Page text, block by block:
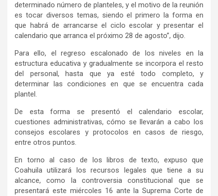
determinado número de planteles, y el motivo de la reunión
es tocar diversos temas, siendo el primero la forma en
que habrá de arrancarse el ciclo escolar y presentar el
calendario que arranca el próximo 28 de agosto”, dijo.
Para ello, el regreso escalonado de los niveles en la
estructura educativa y gradualmente se incorpora el resto
del personal, hasta que ya esté todo completo, y
determinar las condiciones en que se encuentra cada
plantel.
De esta forma se presentó el calendario escolar,
cuestiones administrativas, cómo se llevarán a cabo los
consejos escolares y protocolos en casos de riesgo,
entre otros puntos.
En torno al caso de los libros de texto, expuso que
Coahuila utilizará los recursos legales que tiene a su
alcance, como la controversia constitucional que se
presentará este miércoles 16 ante la Suprema Corte de